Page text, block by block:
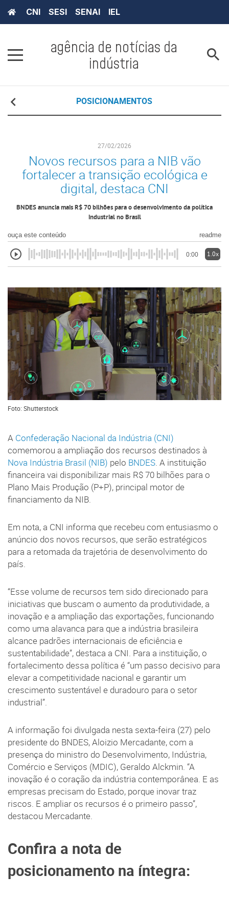
CNI SESI SENAI IEL
agência de notícias da
indústria
POSICIONAMENTOS
27/02/2026
Novos recursos para a NIB vão
fortalecer a transição ecológica e
digital, destaca CNI
BNDES anuncia mais R$ 70 bilhões para o desenvolvimento da política
industrial no Brasil
ouça este conteúdo readme
0:00 1.0x
Foto: Shutterstock
A Confederação Nacional da Indústria (CNI)
comemorou a ampliação dos recursos destinados à
Nova Indústria Brasil (NIB) pelo BNDES. A instituição
financeira vai disponibilizar mais R$ 70 bilhões para o
Plano Mais Produção (P+P), principal motor de
financiamento da NIB.
Em nota, a CNI informa que recebeu com entusiasmo o
anúncio dos novos recursos, que serão estratégicos
para a retomada da trajetória de desenvolvimento do
país.
“Esse volume de recursos tem sido direcionado para
iniciativas que buscam o aumento da produtividade, a
inovação e a ampliação das exportações, funcionando
como uma alavanca para que a indústria brasileira
alcance padrões internacionais de eficiência e
sustentabilidade”, destaca a CNI. Para a instituição, o
fortalecimento dessa política é “um passo decisivo para
elevar a competitividade nacional e garantir um
crescimento sustentável e duradouro para o setor
industrial”.
A informação foi divulgada nesta sexta-feira (27) pelo
presidente do BNDES, Aloizio Mercadante, com a
presença do ministro do Desenvolvimento, Indústria,
Comércio e Serviços (MDIC), Geraldo Alckmin. “A
inovação é o coração da indústria contemporânea. E as
empresas precisam do Estado, porque inovar traz
riscos. E ampliar os recursos é o primeiro passo”,
destacou Mercadante.
Confira a nota de
posicionamento na íntegra: